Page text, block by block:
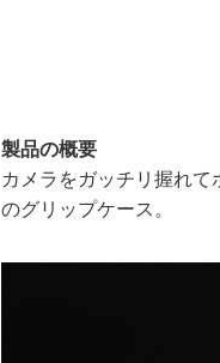
製品の概要
カメラをガッチリ握れ
のグリップケース。